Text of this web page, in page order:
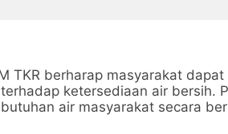
TKR berharap masyarakat dapat
ketersediaan air bersih.
air masyarakat secara